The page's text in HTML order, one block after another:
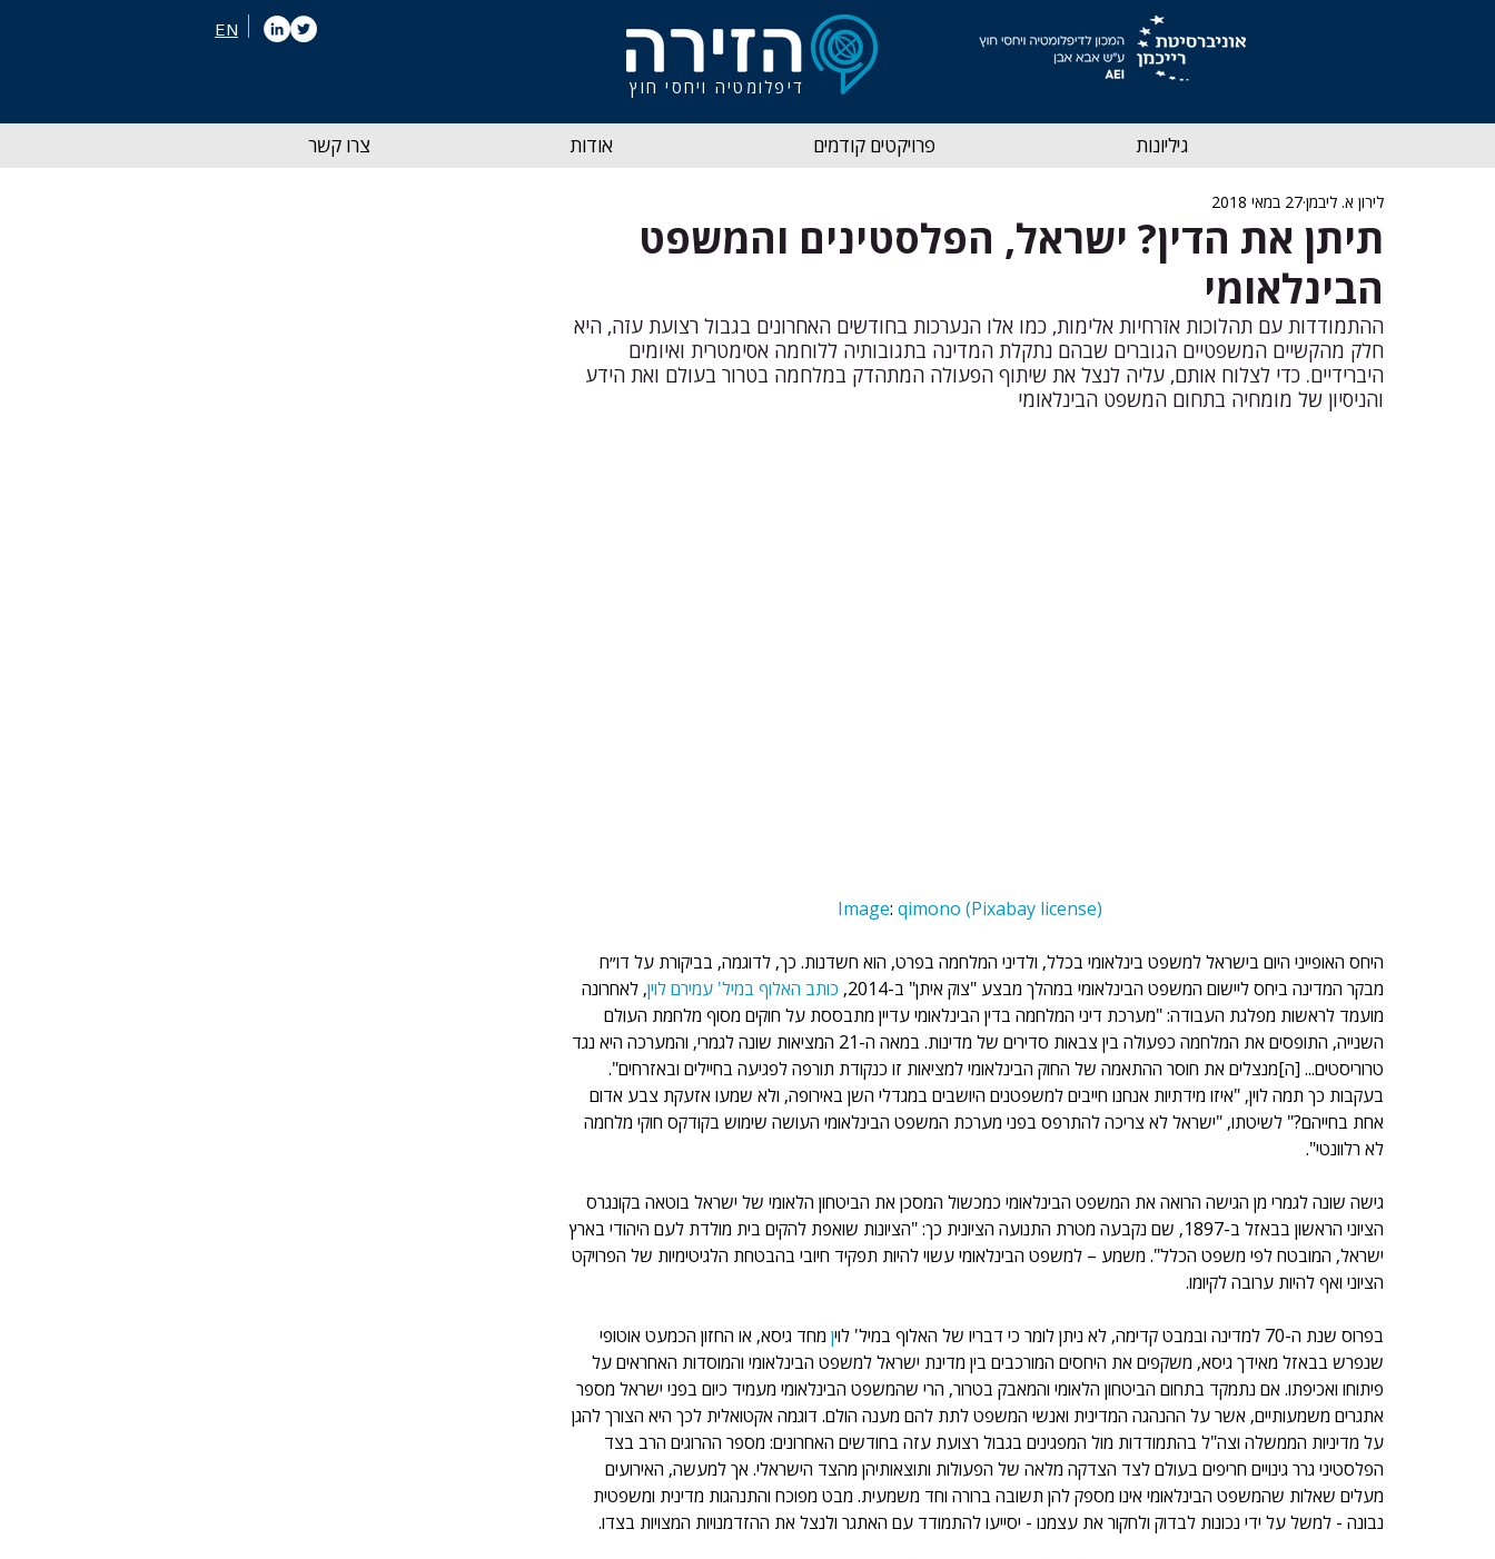
EN
דיפלומטיה ויחסי חוץ
גיליונות פרויקטים קודמים אודות צרו קשר
תיתן את הדין? ישראל, הפלסטינים והמשפט
הבינלאומי
לירון א. ליבמן27 במאי 2018
ההתמודדות עם תהלוכות אזרחיות אלימות, כמו אלו הנערכות בחודשים האחרונים בגבול רצועת עזה, היא
חלק מהקשיים המשפטיים הגוברים שבהם נתקלת המדינה בתגובותיה ללוחמה אסימטרית ואיומים
היברידיים. כדי לצלוח אותם, עליה לנצל את שיתוף הפעולה המתהדק במלחמה בטרור בעולם ואת הידע
והניסיון של מומחיה בתחום המשפט הבינלאומי
Image: qimono (Pixabay license)
היחס האופייני היום בישראל למשפט בינלאומי בכלל, ולדיני המלחמה בפרט, הוא חשדנות. כך, לדוגמה, בביקורת על דו״ח
מבקר המדינה ביחס ליישום המשפט הבינלאומי במהלך מבצע "צוק איתן" ב-2014,
כותב האלוף במיל' עמירם לוין, לאחרונה
מועמד לראשות מפלגת העבודה: "מערכת דיני המלחמה בדין הבינלאומי עדיין מתבססת על חוקים מסוף מלחמת העולם
השנייה, התופסים את המלחמה כפעולה בין צבאות סדירים של מדינות. במאה ה-21 המציאות שונה לגמרי, והמערכה היא נגד
טרוריסטים... [ה]מנצלים את חוסר ההתאמה של החוק הבינלאומי למציאות זו כנקודת תורפה לפגיעה בחיילים ובאזרחים".
בעקבות כך תמה לוין, "איזו מידתיות אנחנו חייבים למשפטנים היושבים במגדלי השן באירופה, ולא שמעו אזעקת צבע אדום
אחת בחייהם?" לשיטתו, "ישראל לא צריכה להתרפס בפני מערכת המשפט הבינלאומי העושה שימוש בקודקס חוקי מלחמה
לא רלוונטי".
גישה שונה לגמרי מן הגישה הרואה את המשפט הבינלאומי כמכשול המסכן את הביטחון הלאומי של ישראל בוטאה בקונגרס
הציוני הראשון בבאזל ב-1897, שם נקבעה מטרת התנועה הציונית כך: "הציונות שואפת להקים בית מולדת לעם היהודי בארץ
ישראל, המובטח לפי משפט הכלל". משמע – למשפט הבינלאומי עשוי להיות תפקיד חיובי בהבטחת הלגיטימיות של הפרויקט
הציוני ואף להיות ערובה לקיומו.
בפרוס שנת ה-70 למדינה ובמבט קדימה, לא ניתן לומר כי דבריו של האלוף במיל' לוי ן מחד גיסא, או החזון הכמעט אוטופי
שנפרש בבאזל מאידך גיסא, משקפים את היחסים המורכבים בין מדינת ישראל למשפט הבינלאומי והמוסדות האחראים על
פיתוחו ואכיפתו. אם נתמקד בתחום הביטחון הלאומי והמאבק בטרור, הרי שהמשפט הבינלאומי מעמיד כיום בפני ישראל מספר
אתגרים משמעותיים, אשר על ההנהגה המדינית ואנשי המשפט לתת להם מענה הולם. דוגמה אקטואלית לכך היא הצורך להגן
על מדיניות הממשלה וצה"ל בהתמודדות מול המפגינים בגבול רצועת עזה בחודשים האחרונים: מספר ההרוגים הרב בצד
הפלסטיני גרר גינויים חריפים בעולם לצד הצדקה מלאה של הפעולות ותוצאותיהן מהצד הישראלי. אך למעשה, האירועים
מעלים שאלות שהמשפט הבינלאומי אינו מספק להן תשובה ברורה וחד משמעית. מבט מפוכח והתנהגות מדינית ומשפטית
נבונה - למשל על ידי נכונות לבדוק ולחקור את עצמנו - יסייעו להתמודד עם האתגר ולנצל את ההזדמנויות המצויות בצדו.